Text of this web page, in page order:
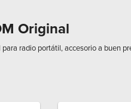
Original
radio portátil, accesorio a buen